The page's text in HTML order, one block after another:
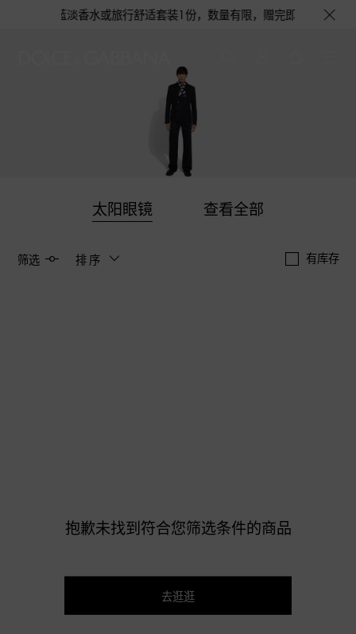
得浅蓝淡香水或旅行舒适套装1份，数量有限，赠完即止。即刻选
太阳眼镜 查看全部
筛选 排序 有库存
抱歉未找到符合您筛选条件的商品
去逛逛